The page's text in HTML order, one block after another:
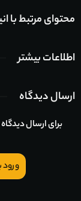
محتوای مرتبط با
اطلاعات بیشتر
ارسال دیدگاه
برای ارسال